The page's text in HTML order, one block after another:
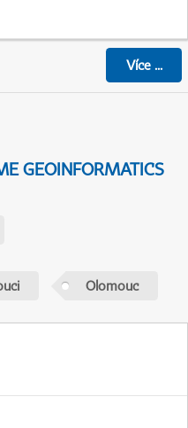
Více...
GEOINFORMATICS
Olomouc